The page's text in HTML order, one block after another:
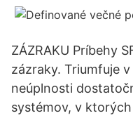
ZÁZRAKU Príbehy
zázraky. Triumfuje
neúplnosti
systémov, v